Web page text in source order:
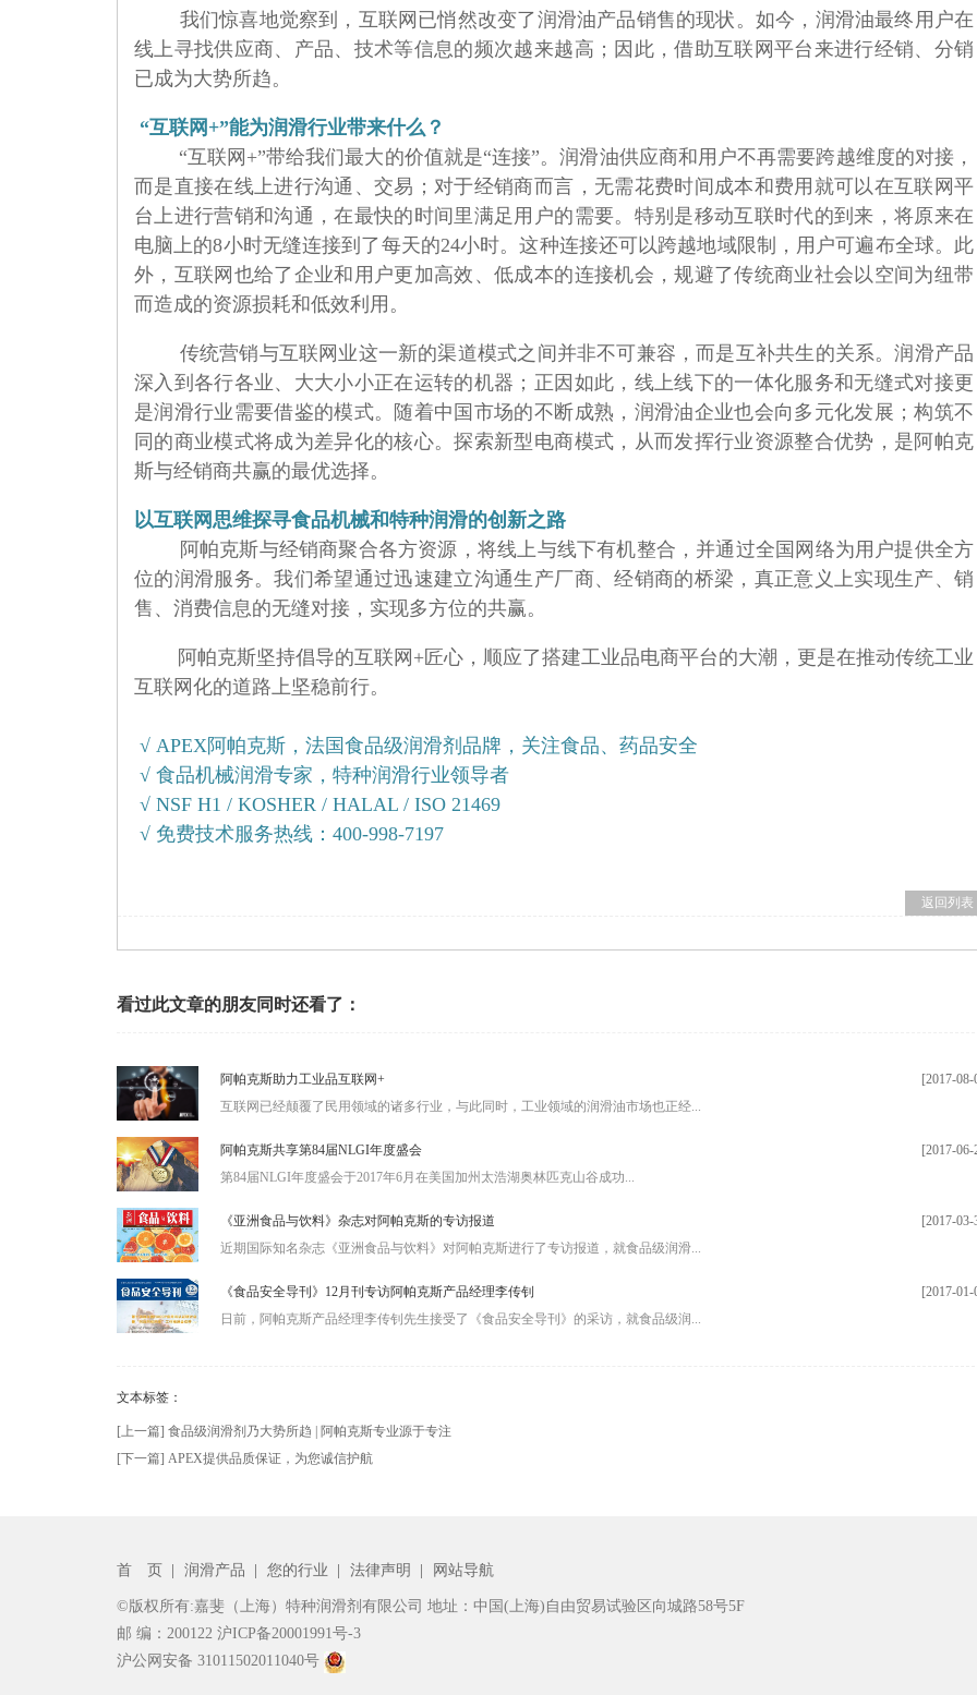
我们惊喜地觉察到，互联网已悄然改变了润滑油产品销售的现状。如今，润滑油最终用户在
线上寻找供应商、产品、技术等信息的频次越来越高；因此，借助互联网平台来进行经销、分销
已成为大势所趋。
“互联网+”能为润滑行业带来什么？
“互联网+”带给我们最大的价值就是“连接”。润滑油供应商和用户不再需要跨越维度的对接，
而是直接在线上进行沟通、交易；对于经销商而言，无需花费时间成本和费用就可以在互联网平
台上进行营销和沟通，在最快的时间里满足用户的需要。特别是移动互联时代的到来，将原来在
电脑上的8小时无缝连接到了每天的24小时。这种连接还可以跨越地域限制，用户可遍布全球。此
外，互联网也给了企业和用户更加高效、低成本的连接机会，规避了传统商业社会以空间为纽带
而造成的资源损耗和低效利用。
传统营销与互联网业这一新的渠道模式之间并非不可兼容，而是互补共生的关系。润滑产品
深入到各行各业、大大小小正在运转的机器；正因如此，线上线下的一体化服务和无缝式对接更
是润滑行业需要借鉴的模式。随着中国市场的不断成熟，润滑油企业也会向多元化发展；构筑不
同的商业模式将成为差异化的核心。探索新型电商模式，从而发挥行业资源整合优势，是阿帕克
斯与经销商共赢的最优选择。
以互联网思维探寻食品机械和特种润滑的创新之路
阿帕克斯与经销商聚合各方资源，将线上与线下有机整合，并通过全国网络为用户提供全方
位的润滑服务。我们希望通过迅速建立沟通生产厂商、经销商的桥梁，真正意义上实现生产、销
售、消费信息的无缝对接，实现多方位的共赢。
阿帕克斯坚持倡导的互联网+匠心，顺应了搭建工业品电商平台的大潮，更是在推动传统工业
互联网化的道路上坚稳前行。
√ APEX阿帕克斯，法国食品级润滑剂品牌，关注食品、药品安全
√ 食品机械润滑专家，特种润滑行业领导者
√ NSF H1 / KOSHER / HALAL / ISO 21469
√ 免费技术服务热线：400-998-7197
返回列表
看过此文章的朋友同时还看了：
阿帕克斯助力工业品互联网+
[2017-08-
互联网已经颠覆了民用领域的诸多行业，与此同时，工业领域的润滑油市场也正经...
阿帕克斯共享第84届NLGI年度盛会
[2017-06-
第84届NLGI年度盛会于2017年6月在美国加州太浩湖奥林匹克山谷成功...
《亚洲食品与饮料》杂志对阿帕克斯的专访报道
[2017-03-
近期国际知名杂志《亚洲食品与饮料》对阿帕克斯进行了专访报道，就食品级润滑...
《食品安全导刊》12月刊专访阿帕克斯产品经理李传钊
[2017-01-
日前，阿帕克斯产品经理李传钊先生接受了《食品安全导刊》的采访，就食品级润...
文本标签：
[上一篇] 食品级润滑剂乃大势所趋 | 阿帕克斯专业源于专注
[下一篇] APEX提供品质保证，为您诚信护航
首 页 润滑产品 您的行业 法律声明 网站导航
©版权所有:嘉斐（上海）特种润滑剂有限公司 地址：中国(上海)自由贸易试验区向城路58号5F
邮 编：200122 沪ICP备20001991号-3
沪公网安备 31011502011040号